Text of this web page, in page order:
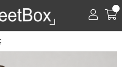
0
Kumaş Sırt Çantası - Mavi